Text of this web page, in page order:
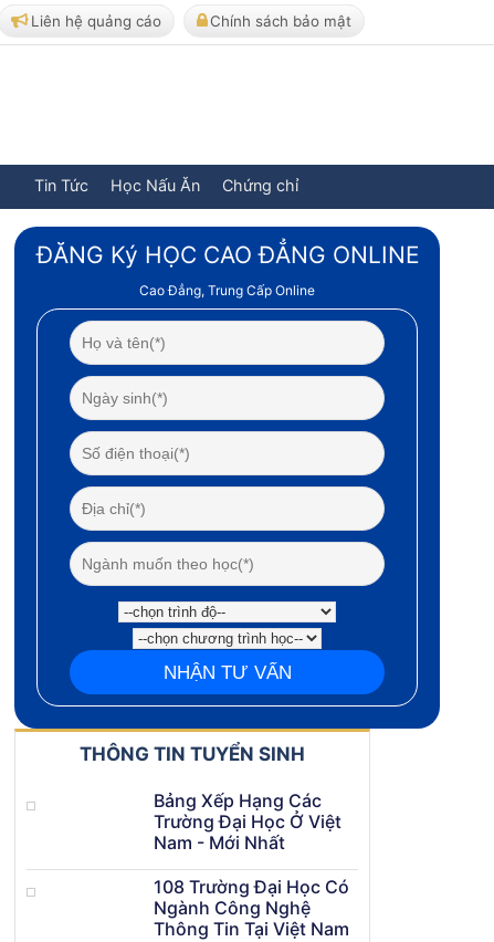
Liên hệ quảng cáo Chính sách bảo mật
Tin Tức Học Nấu Ăn Chứng chỉ
ĐĂNG Ký HỌC CAO ĐẲNG ONLINE
Cao Đẳng, Trung Cấp Online
THÔNG TIN TUYỂN SINH
Bảng Xếp Hạng Các
Trường Đại Học Ở Việt
Nam - Mới Nhất
108 Trường Đại Học Có
Ngành Công Nghệ
Thông Tin Tại Việt Nam